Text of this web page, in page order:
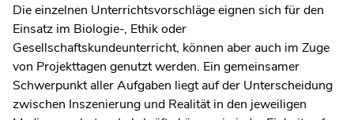
Die einzelnen Unterrichtsvorschläge eignen sich für den
Einsatz im Biologie-, Ethik oder
Gesellschaftskundeunterricht, können aber auch im Zuge
von Projekttagen genutzt werden. Ein gemeinsamer
Schwerpunkt aller Aufgaben liegt auf der Unterscheidung
zwischen Inszenierung und Realität in den jeweiligen